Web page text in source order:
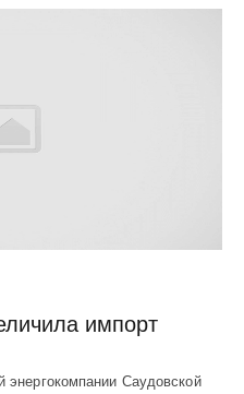
импорт
энергокомпании Саудовской